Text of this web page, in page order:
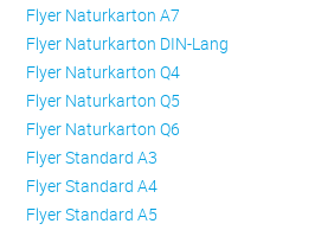
Flyer Naturkarton A7
Flyer Naturkarton DIN-Lang
Flyer Naturkarton Q4
Flyer Naturkarton Q5
Flyer Naturkarton Q6
Flyer Standard A3
Flyer Standard A4
Flyer Standard A5